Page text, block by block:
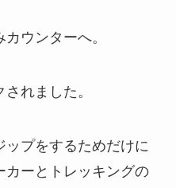
ウンターへ。
れました。
ップをするためだけに
カーとトレッキングの